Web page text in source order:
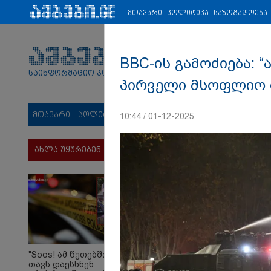
პარტნიორები: ახალი ამბები ეკონომიკა ვიდეო
საინფორმაციო პორტალი
მთავარი პოლიტიკა საზოგადოება
ახლა უყურებენ
"Soos! ამ წუთებში
თავს დაესხნენ
მთავარი პოლიტიკა საზოგადოება
BBC-ის
პირველი მსოფლიო
10:44 / 01-12-2025